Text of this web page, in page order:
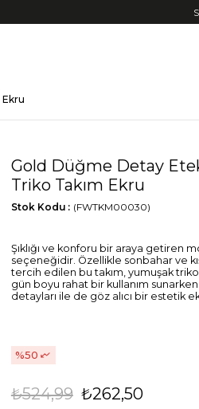
Gold Düğme Detay
Triko Takım Ekru
(FWTKM00030)
Stok Kodu
Şıklığı ve konforu bir araya getiren
seçeneğidir. Özellikle sonbahar ve
tercih edilen bu takım, yumuşak
gün boyu rahat bir kullanım
detayları ile de göz alıcı bir estetik
50
₺524,99 ₺262,50